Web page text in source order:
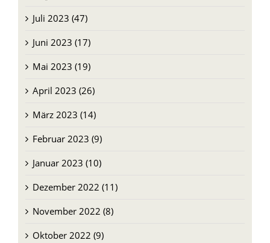
Juni 2023 (17)
Mai 2023 (19)
April 2023 (26)
März 2023 (14)
Februar 2023 (9)
Januar 2023 (10)
Dezember 2022 (11)
November 2022 (8)
Oktober 2022 (9)
September 2022 (9)